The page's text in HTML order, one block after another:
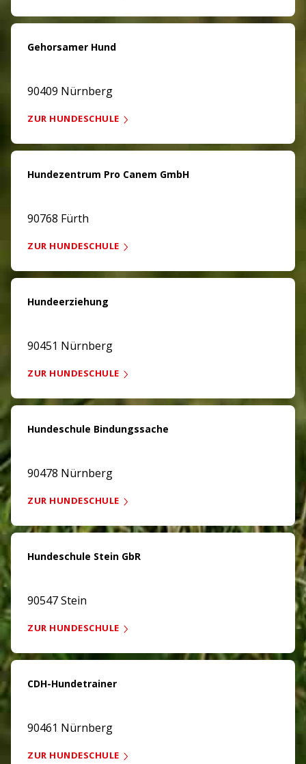
Gehorsamer Hund
90409 Nürnberg
ZUR HUNDESCHULE
Hundezentrum Pro Canem GmbH
90768 Fürth
ZUR HUNDESCHULE
Hundeerziehung
90451 Nürnberg
ZUR HUNDESCHULE
Hundeschule Bindungssache
90478 Nürnberg
ZUR HUNDESCHULE
Hundeschule Stein GbR
90547 Stein
ZUR HUNDESCHULE
CDH-Hundetrainer
90461 Nürnberg
ZUR HUNDESCHULE